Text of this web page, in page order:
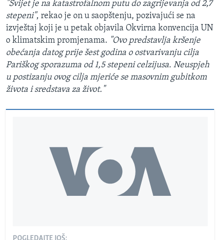
"Svijet je na katastrofalnom putu do zagrijevanja od 2,7
stepeni", rekao je on u saopštenju, pozivajući se na
izvještaj koji je u petak objavila Okvirna konvencija UN
o klimatskim promjenama. "Ovo predstavlja kršenje
obećanja datog prije šest godina o ostvarivanju cilja
Pariškog sporazuma od 1,5 stepeni celzijusa. Neuspjeh
u postizanju ovog cilja mjeriće se masovnim gubitkom
života i sredstava za život."